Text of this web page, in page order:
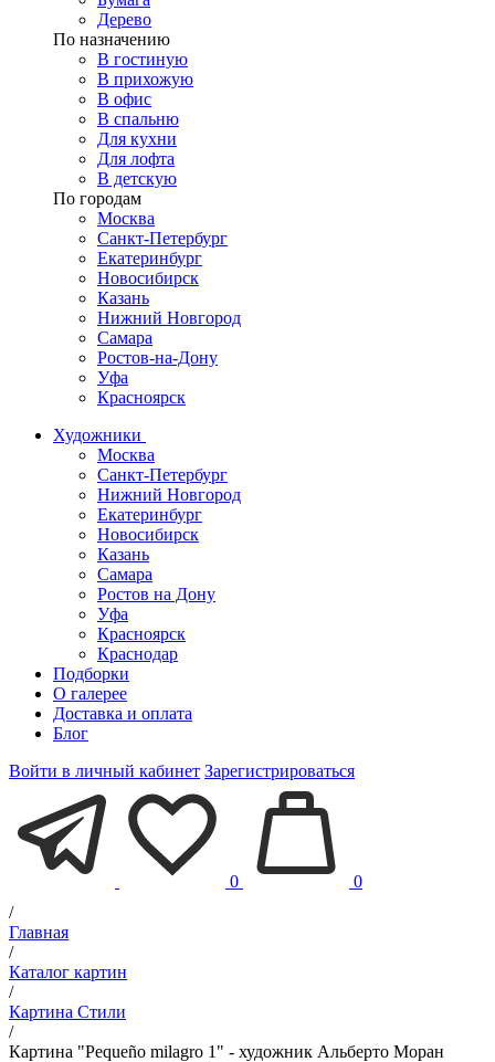
Дерево
По назначению
В гостиную
В прихожую
В офис
В спальню
Для кухни
Для лофта
В детскую
По городам
Москва
Санкт-Петербург
Екатеринбург
Новосибирск
Казань
Нижний Новгород
Самара
Ростов-на-Дону
Уфа
Красноярск
Художники
Москва
Санкт-Петербург
Нижний Новгород
Екатеринбург
Новосибирск
Казань
Самара
Ростов на Дону
Уфа
Красноярск
Краснодар
Подборки
О галерее
Доставка и оплата
Блог
Войти в личный кабинет Зарегистрироваться
0
0
/
Главная
/
Каталог картин
/
Картина Стили
/
Картина "Pequeño milagro 1" - художник Альберто Моран